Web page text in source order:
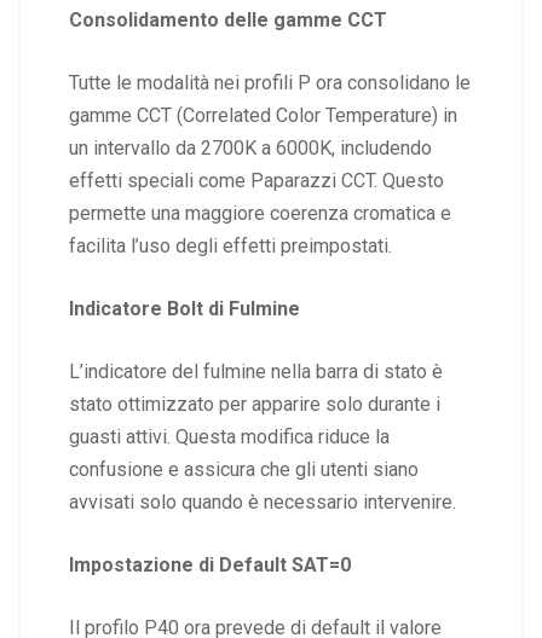
Consolidamento delle gamme CCT
Tutte le modalità nei profili P ora consolidano le
gamme CCT (Correlated Color Temperature) in
un intervallo da 2700K a 6000K, includendo
effetti speciali come Paparazzi CCT. Questo
permette una maggiore coerenza cromatica e
facilita l’uso degli effetti preimpostati.
Indicatore Bolt di Fulmine
L’indicatore del fulmine nella barra di stato è
stato ottimizzato per apparire solo durante i
guasti attivi. Questa modifica riduce la
confusione e assicura che gli utenti siano
avvisati solo quando è necessario intervenire.
Impostazione di Default SAT=0
Il profilo P40 ora prevede di default il valore